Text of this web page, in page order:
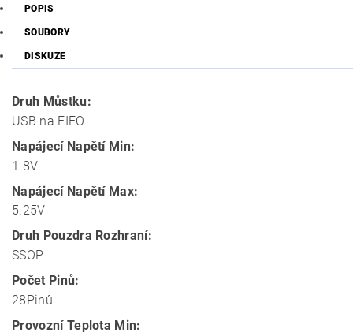
POPIS
SOUBORY
DISKUZE
Druh Můstku:
USB na FIFO
Napájecí Napětí Min:
1.8V
Napájecí Napětí Max:
5.25V
Druh Pouzdra Rozhraní:
SSOP
Počet Pinů:
28Pinů
Provozní Teplota Min: